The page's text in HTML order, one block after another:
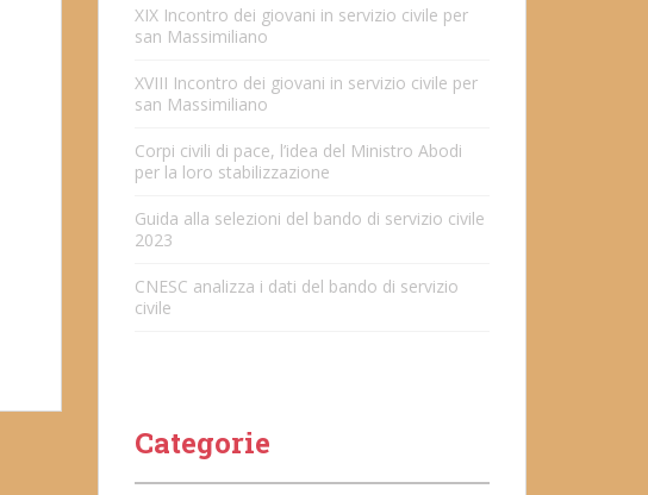
XIX Incontro dei giovani in servizio civile per
san Massimiliano
XVIII Incontro dei giovani in servizio civile per
san Massimiliano
Corpi civili di pace, l’idea del Ministro Abodi
per la loro stabilizzazione
Guida alla selezioni del bando di servizio civile
2023
CNESC analizza i dati del bando di servizio
civile
Categorie